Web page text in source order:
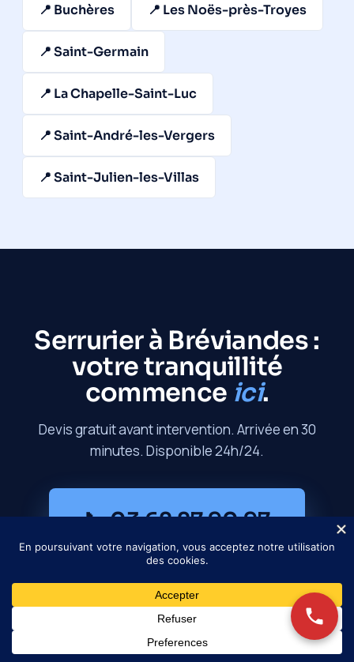
📍 Buchères 📍 Les Noës-près-Troyes
📍 Saint-Germain
📍 La Chapelle-Saint-Luc
📍 Saint-André-les-Vergers
📍 Saint-Julien-les-Villas
Serrurier à Bréviandes :
votre tranquillité
commence ici.
Devis gratuit avant intervention. Arrivée en 30
minutes. Disponible 24h/24.
📞 03 62 27 90 97